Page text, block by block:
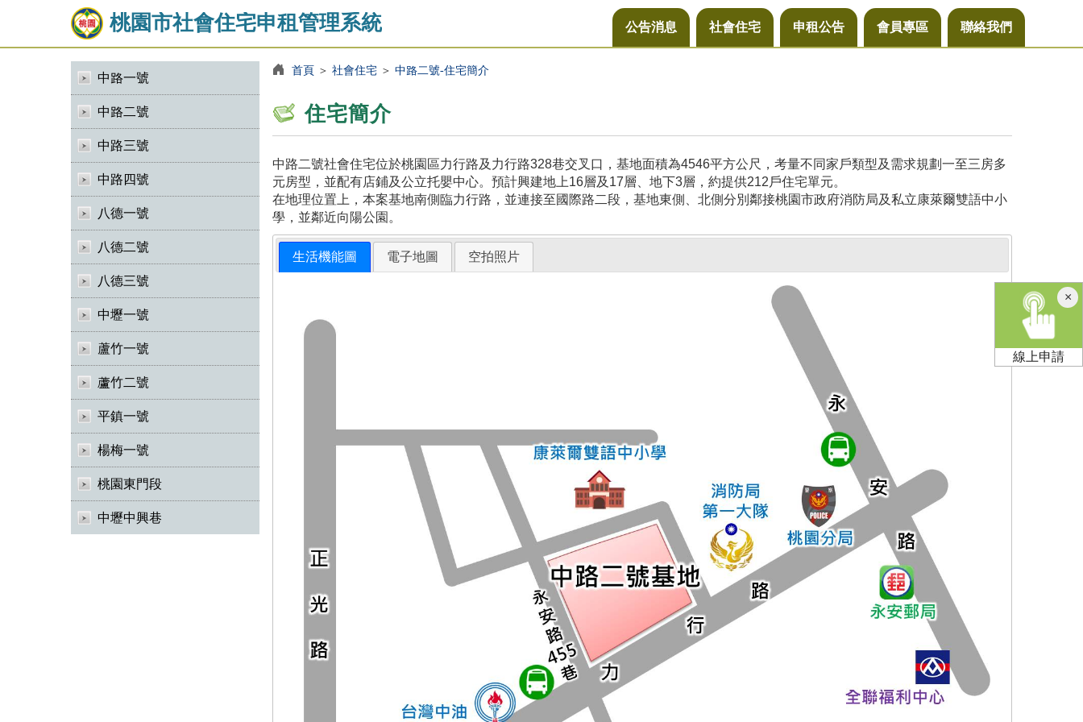
桃園市社會住宅申租管理系統 公告消息 社會住宅 申租公告 會員專區 聯絡我們
中路一號
中路二號
中路三號
中路四號
八德一號
八德二號
八德三號
中壢一號
蘆竹一號
蘆竹二號
平鎮一號
楊梅一號
桃園東門段
中壢中興巷
首頁＞ 社會住宅＞ 中路二號-住宅簡介
住宅簡介
中路二號社會住宅位於桃園區力行路及力行路328巷交叉口，基地面積為4546平方公尺，考量不同家戶類型及需求規劃一至三房多
元房型，並配有店鋪及公立托嬰中心。預計興建地上16層及17層、地下3層，約提供212戶住宅單元。
在地理位置上，本案基地南側臨力行路，並連接至國際路二段，基地東側、北側分別鄰接桃園市政府消防局及私立康萊爾雙語中小
學，並鄰近向陽公園。
生活機能圖 電子地圖 空拍照片
×關
閉
線上申請